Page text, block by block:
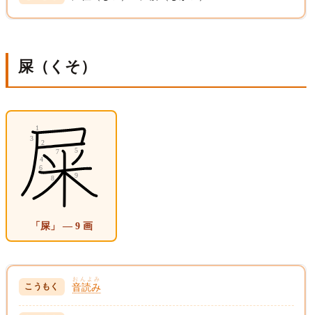
屎（くそ）
「屎」 — 9 画
音読み
おんよみ